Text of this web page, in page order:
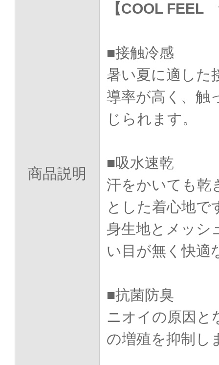
商品説明
【COOL
■接触冷感
暑い夏に適した
導率が高く、触
じられます。
■吸水速乾
汗をかいても乾
とした着心地で
身生地とメッシ
い目が無く快適
■抗菌防臭
ニオイの原因と
の増殖を抑制し